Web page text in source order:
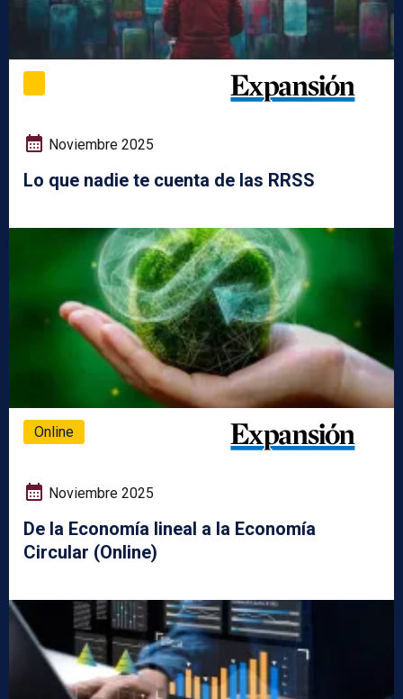
Noviembre 2025
Lo que nadie te cuenta de las RRSS
Online
Noviembre 2025
De la Economía lineal a la Economía
Circular (Online)